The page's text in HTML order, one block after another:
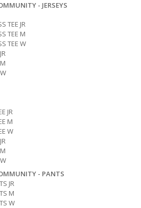
- JERSEYS
TEE JR
TEE M
TEE W
JR
M
W
- PANTS
JR
M
W